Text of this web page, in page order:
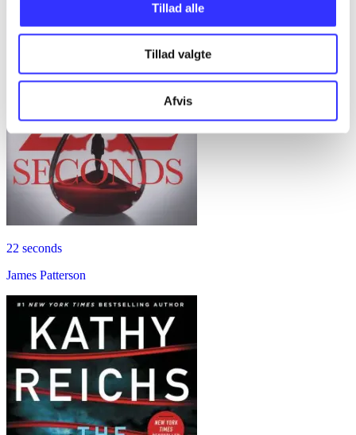
Tillad alle
Tillad valgte
Afvis
22 seconds
James Patterson